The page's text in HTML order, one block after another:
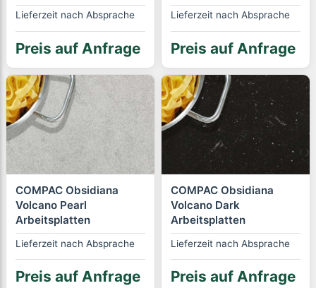
Lieferzeit nach Absprache
Preis auf Anfrage
Lieferzeit nach Absprache
Preis auf Anfrage
COMPAC Obsidiana
Volcano Pearl
Arbeitsplatten
Lieferzeit nach Absprache
Preis auf Anfrage
COMPAC Obsidiana
Volcano Dark
Arbeitsplatten
Lieferzeit nach Absprache
Preis auf Anfrage